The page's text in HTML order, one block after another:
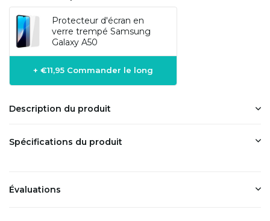
Protecteur d'écran en
verre trempé Samsung
Galaxy A50
+ €11,95 Commander le long
Description du produit
Spécifications du produit
Évaluations